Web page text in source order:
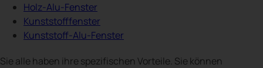
Holz-Alu-Fenster
Kunststofffenster
Kunststoff-Alu-Fenster
Sie alle haben ihre spezifischen Vorteile. Sie können